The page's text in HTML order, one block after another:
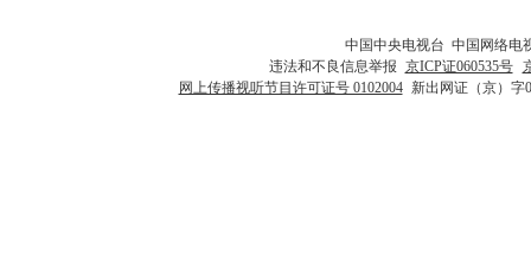
中国中央电视台 中国网络电
违法和不良信息举报 京ICP证060535号
网上传播视听节目许可证号 0102004 新出网证（京）